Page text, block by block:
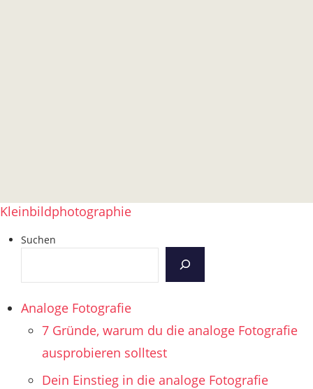
Kleinbildphotographie
Suchen
Analoge Fotografie
7 Gründe, warum du die analoge Fotografie
ausprobieren solltest
Dein Einstieg in die analoge Fotografie